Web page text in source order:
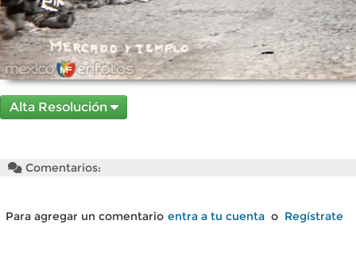
Alta Resolución
Comentarios:
Para agregar un comentario entra a tu cuenta o Regístrate